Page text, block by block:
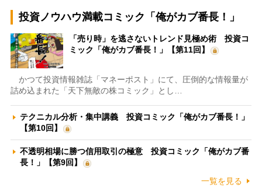
投資ノウハウ満載コミック「俺がカブ番長！」
「売り時」を逃さないトレンド見極め術 投資コ
ミック「俺がカブ番長！」【第11回】
かつて投資情報雑誌「マネーポスト」にて、圧倒的な情報量が
詰め込まれた「天下無敵の株コミック」とし…
テクニカル分析・集中講義 投資コミック「俺がカブ番長！」
【第10回】
不透明相場に勝つ信用取引の極意 投資コミック「俺がカブ番
長！」【第9回】
一覧を見る